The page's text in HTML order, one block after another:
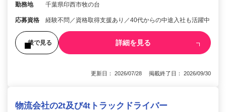
勤務地 千葉県印西市牧の台
応募資格 経験不問／資格取得支援あり／40代からの中途入社も活躍中
後で見る 詳細を見る
更新日： 2026/07/28 掲載終了日： 2026/09/30
物流会社の2t及び4tトラックドライバー